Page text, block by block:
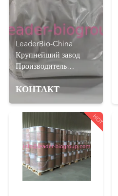
КОНТРОЛЬ
КАЧЕСТВА
СВЯЖИТЕСЬ
НАМИ
НОВОСТИ
LeaderBio-China
Крупнейший завод
Производитель
Поставщик Поставка
Этилферулат Запрос:
biogroup.com
КОНТАКТ
HOT